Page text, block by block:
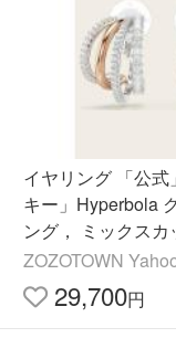
イヤリング 「公式
キー」Hyperbola
ング， ミックスカ
ト， ミックスメタ
ース メンズ
ZOZOTOWN
29,700円